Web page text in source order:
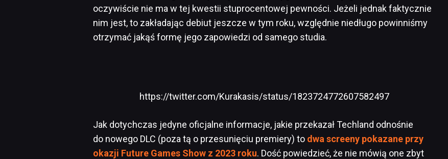
oczywiście nie ma w tej kwestii stuprocentowej pewności. Jeżeli jednak faktycznie
nim jest, to zakładając debiut jeszcze w tym roku, względnie niedługo powinniśmy
otrzymać jakąś formę jego zapowiedzi od samego studia.
https://twitter.com/Kurakasis/status/1823724772607582497
Jak dotychczas jedyne oficjalne informacje, jakie przekazał Techland odnośnie
do nowego DLC (poza tą o przesunięciu premiery) to dwa screeny pokazane przy
okazji Future Games Show z 2023 roku. Dość powiedzieć, że nie mówią one zbyt